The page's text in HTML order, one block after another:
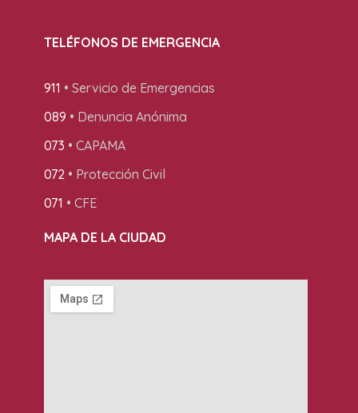
TELÉFONOS DE EMERGENCIA
911 • Servicio de Emergencias
089 • Denuncia Anónima
073 • CAPAMA
072• Protección Civil
071 • CFE
MAPA DE LA CIUDAD